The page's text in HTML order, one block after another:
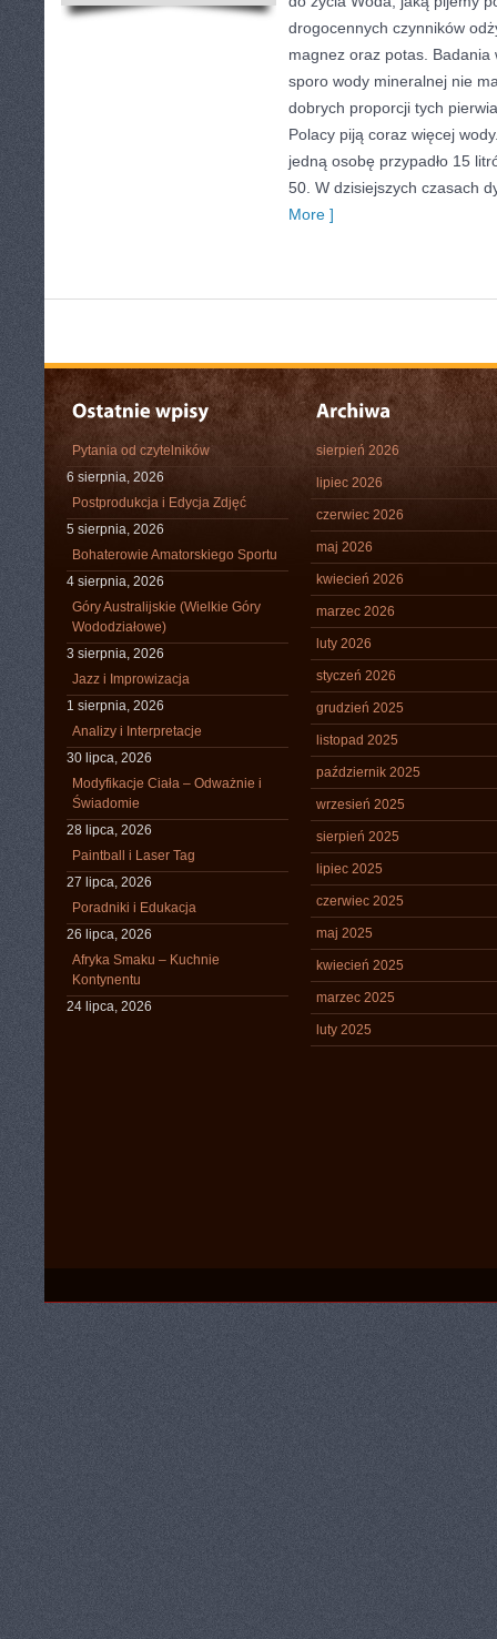
drogocennych czynników
magnez oraz potas.
sporo wody mineralnej nie
dobrych proporcji tych
Polacy piją coraz więcej
jedną osobę przypadło 15
50. W dzisiejszych czasach
More ]
Pytania od czytelników
6 sierpnia, 2026
Postprodukcja i Edycja Zdjęć
5 sierpnia, 2026
Bohaterowie Amatorskiego Sportu
4 sierpnia, 2026
Góry Australijskie (Wielkie Góry
Wododziałowe)
3 sierpnia, 2026
Jazz i Improwizacja
1 sierpnia, 2026
Analizy i Interpretacje
30 lipca, 2026
Modyfikacje Ciała – Odważnie i
Świadomie
28 lipca, 2026
Paintball i Laser Tag
27 lipca, 2026
Poradniki i Edukacja
26 lipca, 2026
Afryka Smaku – Kuchnie
Kontynentu
24 lipca, 2026
sierpień 2026
lipiec 2026
czerwiec 2026
maj 2026
kwiecień 2026
marzec 2026
luty 2026
styczeń 2026
grudzień 2025
listopad 2025
październik 2025
wrzesień 2025
sierpień 2025
lipiec 2025
czerwiec 2025
maj 2025
kwiecień 2025
marzec 2025
luty 2025